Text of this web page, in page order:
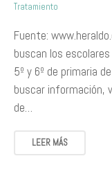
Tratamiento
Fuente:
buscan los
5º y 6º de primaria
buscar información,
de…
LEER MÁS